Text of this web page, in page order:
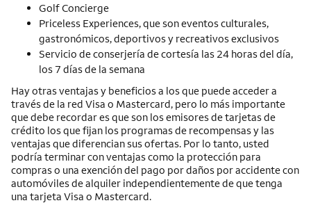
Golf Concierge
Priceless Experiences, que son eventos culturales,
gastronómicos, deportivos y recreativos exclusivos
Servicio de conserjería de cortesía las 24 horas del día,
los 7 días de la semana
Hay otras ventajas y beneficios a los que puede acceder a
través de la red Visa o Mastercard, pero lo más importante
que debe recordar es que son los emisores de tarjetas de
crédito los que fijan los programas de recompensas y las
ventajas que diferencian sus ofertas. Por lo tanto, usted
podría terminar con ventajas como la protección para
compras o una exención del pago por daños por accidente con
automóviles de alquiler independientemente de que tenga
una tarjeta Visa o Mastercard.